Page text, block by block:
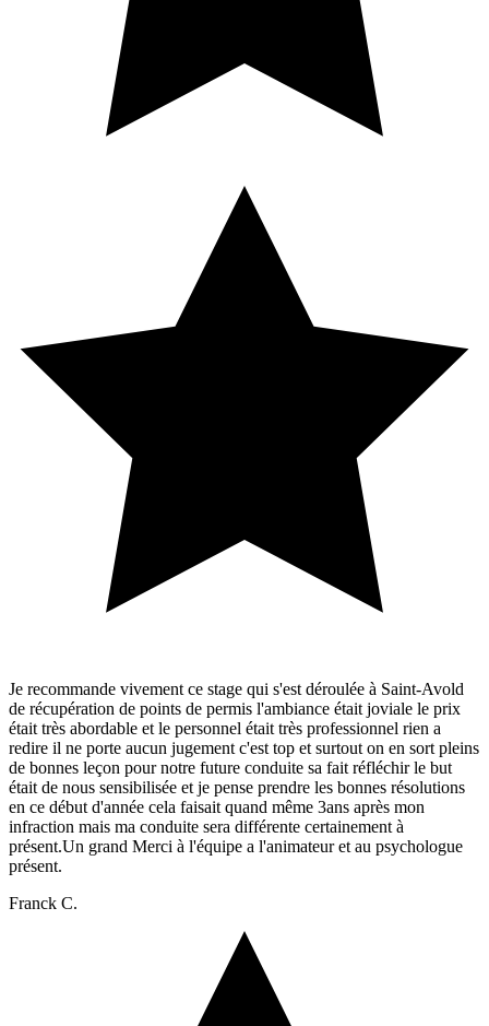
Je recommande vivement ce stage qui s'est déroulée à Saint-Avold
de récupération de points de permis l'ambiance était joviale le prix
était très abordable et le personnel était très professionnel rien a
redire il ne porte aucun jugement c'est top et surtout on en sort pleins
de bonnes leçon pour notre future conduite sa fait réfléchir le but
était de nous sensibilisée et je pense prendre les bonnes résolutions
en ce début d'année cela faisait quand même 3ans après mon
infraction mais ma conduite sera différente certainement à
présent.Un grand Merci à l'équipe a l'animateur et au psychologue
présent.
Franck C.